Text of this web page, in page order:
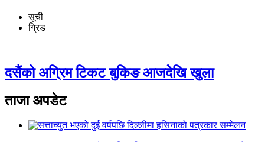
सूची
ग्रिड
दसैंको अग्रिम टिकट बुकिङ आजदेखि खुला
ताजा अपडेट